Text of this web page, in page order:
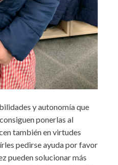
y autonomía que
ponerlas al
también en virtudes
pedirse ayuda por favor
pueden solucionar más